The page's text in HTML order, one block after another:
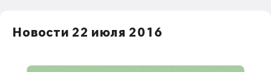
Новости 22 июля 2016